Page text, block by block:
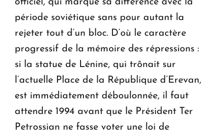
période soviétique sans pour autant la
rejeter tout d’un bloc. D’où le caractère
progressif de la mémoire des répressions :
si la statue de Lénine, qui trônait sur
l’actuelle Place de la République d’Erevan,
est immédiatement déboulonnée, il faut
attendre 1994 avant que le Président Ter
Petrossian ne fasse voter une loi de